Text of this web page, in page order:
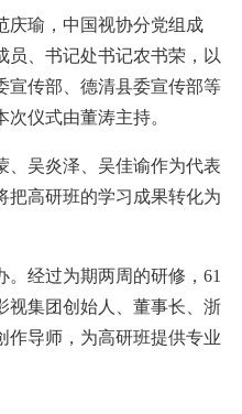
瑜，中国视协分党组成
员、书记处书记农书荣，以
宣传部、德清县委宣传部等
仪式由董涛主持。
吴炎泽、吴佳谕作为代表
把高研班的学习成果转化为
经过为期两周的研修，61
视集团创始人、董事长、浙
作导师，为高研班提供专业